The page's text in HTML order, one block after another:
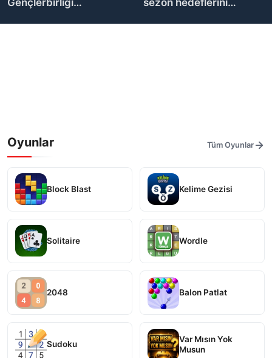
Oyunlar Tüm Oyunlar
Block Blast Kelime Gezisi
Solitaire Wordle
2048 Balon Patlat
Sudoku
Var Mısın Yok
Musun